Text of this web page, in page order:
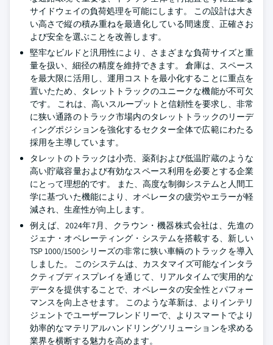
サイドウェイの負荷処理を可能にします。 この設計は大き
い高さで縦の積み重ねを最適化している間速度、正確さお
よび安全を選ぶことを改善します。
堅牢なビルドと汎用性により、さまざまな負荷サイズと重
量を扱い、細径の精度を維持できます。 倉庫は、スペース
を最大限に活用し、運用コストを最小化することに重点を
置いたため、タレットトラックのユニークな機能が不可欠
です。 これは、高いスループットと信頼性を要求し、非常
に狭い通路のトラック市場内のタレットトラックのリーデ
ィングポジションを強化するセクター全体で広範にわたる
採用を主導しています。
タレットのトラックは小売、薬剤および低温貯蔵のような
高い貯蔵容量および有効なスペース利用を必要とする企業
にとって理想的です。 また、高度な制御システムと人間工
学に基づいた機能により、オペレータの疲労やエラーが軽
減され、生産性が向上します。
例えば、2024年7月、クラウン・機器株式会社は、先進の
ジェナ・オペレーティング・システムを搭載する、新しい
TSP 1000/1500シリーズの非常に狭い車輌のトラックを導入
しました。 このシステムは、カスタマイズ可能なインタラ
クティブディスプレイを通じて、リアルタイムで実用的な
データを提供することで、オペレータの安全性とパフォー
マンスを向上させます。 このような革新は、よりインテリ
ジェントでユーザーフレンドリーで、よりスマートでより
効率的なマテリアルハンドリングソリューションを求める
業界を横断する魅力を高めます。